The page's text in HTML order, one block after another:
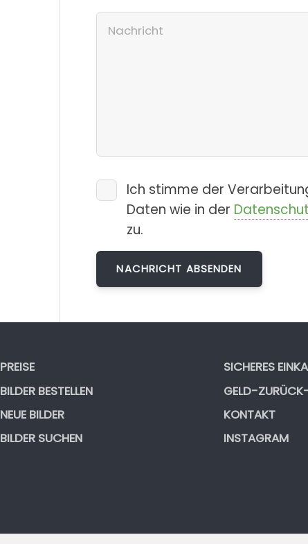
Ich stimme der
Daten wie in der
zu.
PREISE
BILDER BESTELLEN
NEUE BILDER
BILDER SUCHEN
SICHERES
GELD-
KONTAKT
INSTAGRAM